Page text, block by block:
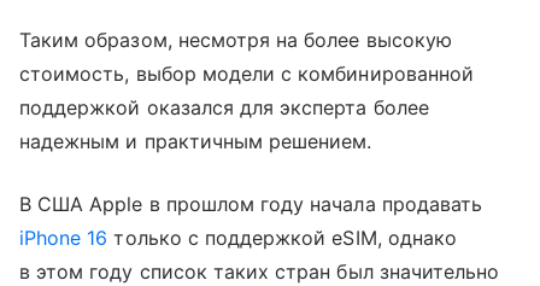
Таким образом, несмотря на более высокую
стоимость, выбор модели с комбинированной
поддержкой оказался для эксперта более
надежным и практичным решением.
В США Apple в прошлом году начала продавать
iPhone 16 только с поддержкой eSIM, однако
в этом году список таких стран был значительно